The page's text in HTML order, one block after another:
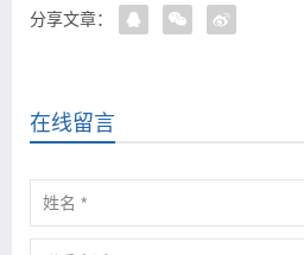
分享文章：
在线留言